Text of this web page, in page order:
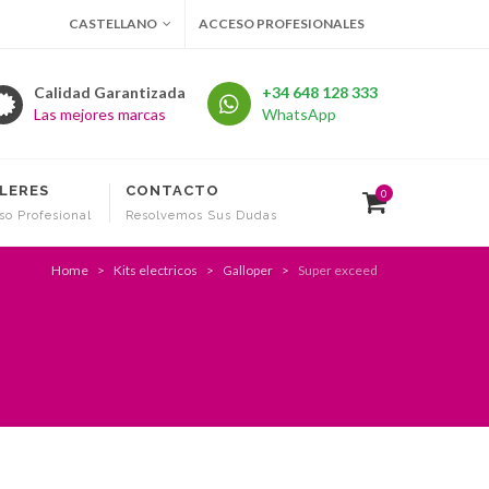
CASTELLANO ACCESO PROFESIONALES
Calidad Garantizada
Las mejores marcas
+34 648 128 333
WhatsApp
Profesional
CONTACTO
Resolvemos Sus Dudas
0
Home Kits electricos Galloper Super exceed